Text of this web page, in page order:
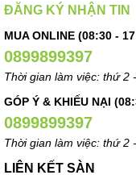
ĐĂNG KÝ NHẬN TIN
MUA ONLINE (08:30 -
0899899397
Thời gian làm việc: thứ 2
GÓP Ý & KHIẾU NẠI
0899899397
Thời gian làm việc: thứ 2
LIÊN KẾT SÀN